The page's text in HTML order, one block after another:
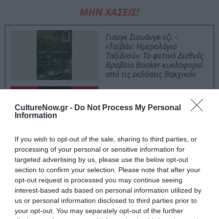
CultureNow.gr - Do Not Process My Personal
Information
If you wish to opt-out of the sale, sharing to third parties, or
processing of your personal or sensitive information for
targeted advertising by us, please use the below opt-out
section to confirm your selection. Please note that after your
opt-out request is processed you may continue seeing
interest-based ads based on personal information utilized by
us or personal information disclosed to third parties prior to
your opt-out. You may separately opt-out of the further
ΜΗΝ ΧΑΣΕΙΣ!
Γιανγκ Σιουάνγκ-τζι –
«Ταϊβάν: Ημερολόγιο
Ταξιδιού»: Το φετινό Διεθνές
Βραβείο Booker κυκλοφορεί
από τις εκδόσεις Βακχικόν
Η νύφη φόρεσε μαύρα: Το
νέο αστυνομικό
μυθιστόρημα του Κορνέλ
Συνοψίζοντας, “Η σιωπή του φάρου” είναι μια βαθιά
συγκινητική και ανθρώπινη ιστορία που λαμβάνει
χώρα σε δύο διαφορετικά χρονικά πλαίσια και
διερευνά τις ζωές τριών πολύ διαφορετικών γυναικών,
τις μοίρες των οποίων έμελλε να δέσουν άρρηκτα οι